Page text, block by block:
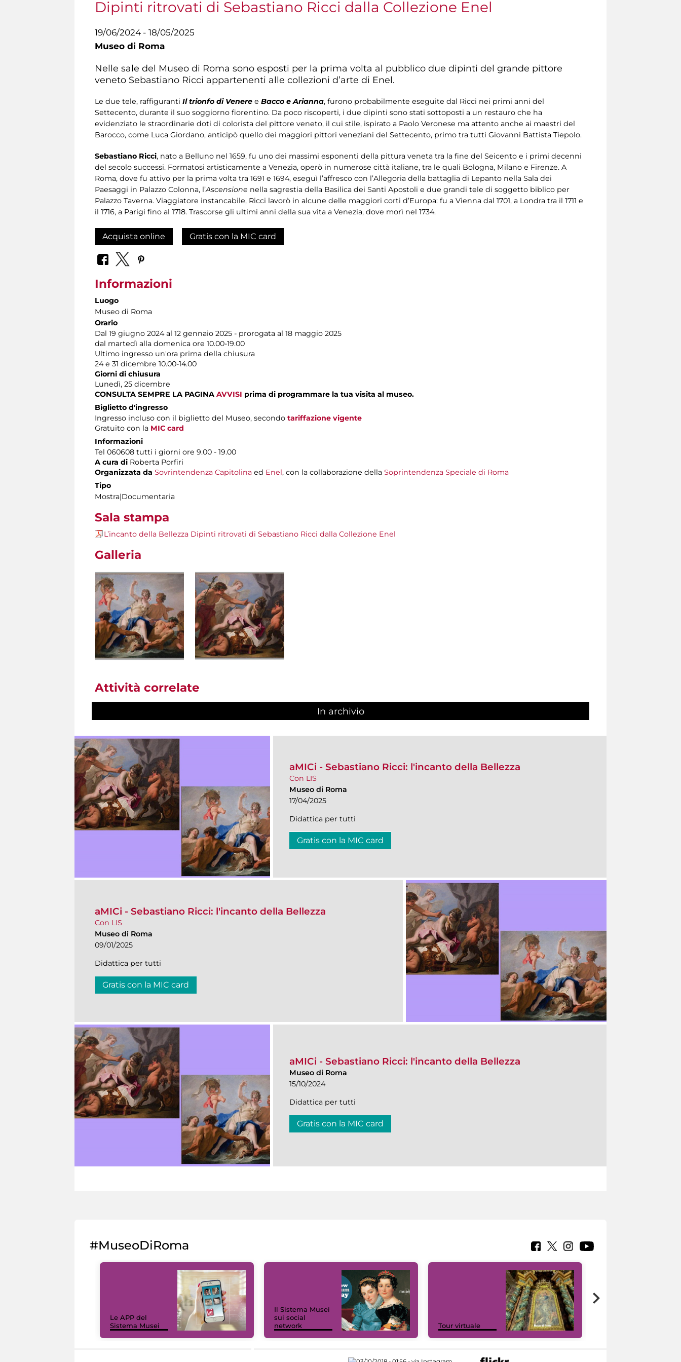
Dipinti ritrovati di Sebastiano Ricci dalla Collezione Enel
19/06/2024 - 18/05/2025
Museo di Roma
Nelle sale del Museo di Roma sono esposti per la prima volta al pubblico due dipinti del grande pittore
veneto Sebastiano Ricci appartenenti alle collezioni d’arte di Enel.
Le due tele, raffiguranti Il trionfo di Venere e Bacco e Arianna, furono probabilmente eseguite dal Ricci nei primi anni del
Settecento, durante il suo soggiorno fiorentino. Da poco riscoperti, i due dipinti sono stati sottoposti a un restauro che ha
evidenziato le straordinarie doti di colorista del pittore veneto, il cui stile, ispirato a Paolo Veronese ma attento anche ai maestri del
Barocco, come Luca Giordano, anticipò quello dei maggiori pittori veneziani del Settecento, primo tra tutti Giovanni Battista Tiepolo.
Sebastiano Ricci, nato a Belluno nel 1659, fu uno dei massimi esponenti della pittura veneta tra la fine del Seicento e i primi decenni
del secolo successi. Formatosi artisticamente a Venezia, operò in numerose città italiane, tra le quali Bologna, Milano e Firenze. A
Roma, dove fu attivo per la prima volta tra 1691 e 1694, eseguì l’affresco con l’Allegoria della battaglia di Lepanto nella Sala dei
Paesaggi in Palazzo Colonna, l’Ascensione nella sagrestia della Basilica dei Santi Apostoli e due grandi tele di soggetto biblico per
Palazzo Taverna. Viaggiatore instancabile, Ricci lavorò in alcune delle maggiori corti d’Europa: fu a Vienna dal 1701, a Londra tra il 1711 e
il 1716, a Parigi fino al 1718. Trascorse gli ultimi anni della sua vita a Venezia, dove morì nel 1734.
Acquista online Gratis con la MIC card
Informazioni
Luogo
Museo di Roma
Orario
Dal 19 giugno 2024 al 12 gennaio 2025 - prorogata al 18 maggio 2025
dal martedì alla domenica ore 10.00-19.00
Ultimo ingresso un'ora prima della chiusura
24 e 31 dicembre 10.00-14.00
Giorni di chiusura
Lunedì, 25 dicembre
CONSULTA SEMPRE LA PAGINA AVVISI prima di programmare la tua visita al museo.
Biglietto d'ingresso
Ingresso incluso con il biglietto del Museo, secondo tariffazione vigente
Gratuito con la MIC card
Informazioni
Tel 060608 tutti i giorni ore 9.00 - 19.00
A cura di Roberta Porfiri
Organizzata da Sovrintendenza Capitolina ed Enel, con la collaborazione della Soprintendenza Speciale di Roma
Tipo
Mostra|Documentaria
Sala stampa
L’incanto della Bellezza Dipinti ritrovati di Sebastiano Ricci dalla Collezione Enel
Galleria
Attività correlate
In archivio
aMICi - Sebastiano Ricci: l'incanto della Bellezza
Con LIS
Museo di Roma
17/04/2025
Didattica per tutti
Gratis con la MIC card
aMICi - Sebastiano Ricci: l'incanto della Bellezza
Con LIS
Museo di Roma
09/01/2025
Didattica per tutti
Gratis con la MIC card
aMICi - Sebastiano Ricci: l'incanto della Bellezza
Museo di Roma
15/10/2024
Didattica per tutti
Gratis con la MIC card
#MuseoDiRoma
Le APP del
Sistema Musei
Il Sistema Musei
sui social
network
Tour virtuale